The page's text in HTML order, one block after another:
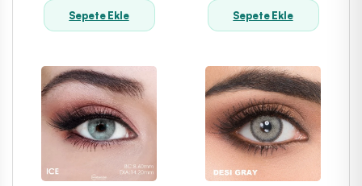
Sepete Ekle Sepete Ekle